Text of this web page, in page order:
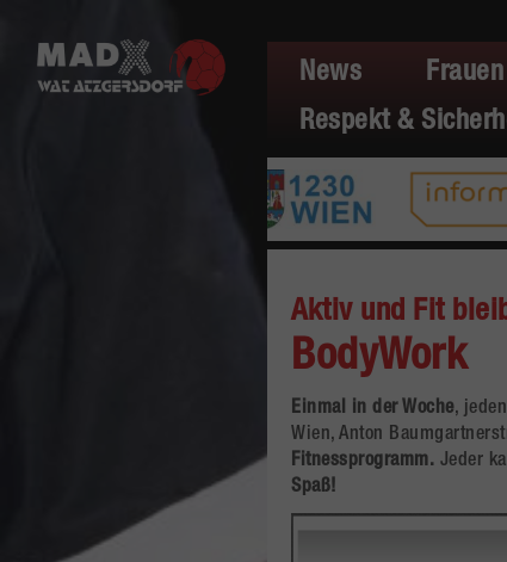
News Frauen
Respekt &
Aktiv und Fit
BodyWork
Einmal in der Woche, jeden
Wien, Anton
Fitnessprogramm. Jeder
Spaß!